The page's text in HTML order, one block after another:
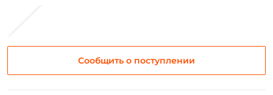
Сообщить о поступлении